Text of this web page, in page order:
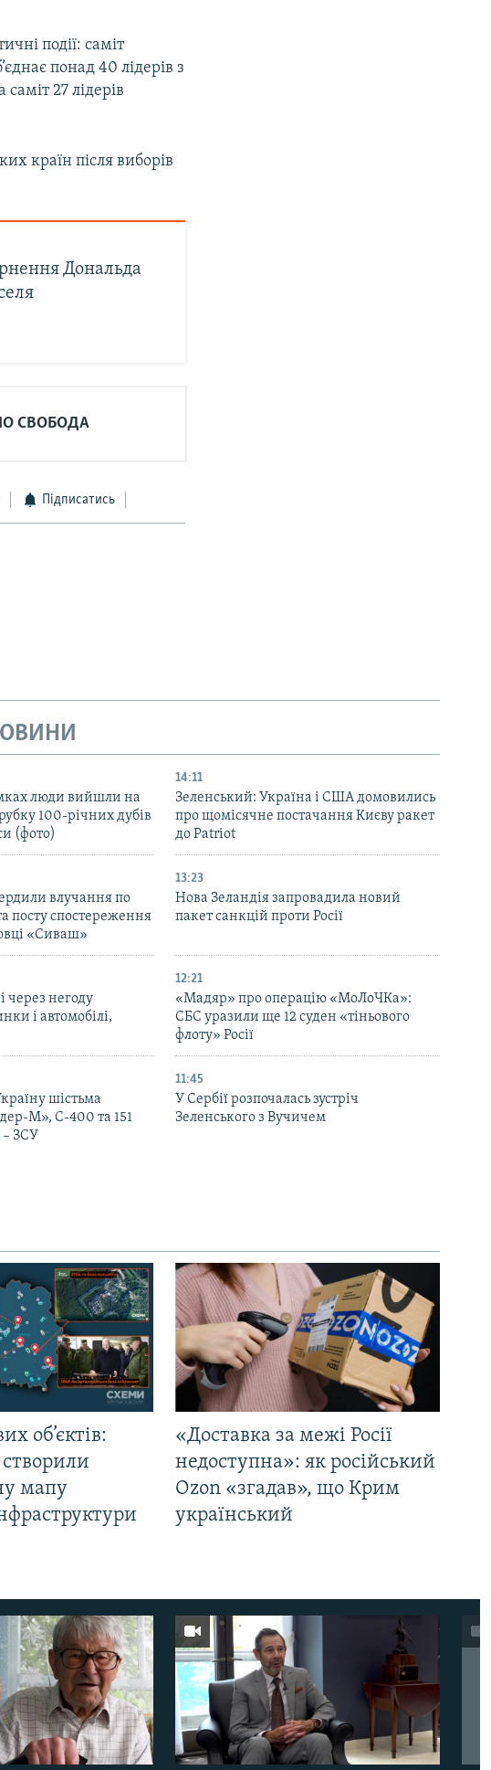
події: саміт
понад 40 лідерів з
27 лідерів
країн після виборів
Дональда
СВОБОДА
Підписатись
люди вийшли на
100-річних дубів
(фото)
14:11
Зеленський: Україна і США домовились
про щомісячне постачання Києву ракет
до Patriot
влучання по
посту спостереження
«Сиваш»
13:23
Нова Зеландія запровадила новий
пакет санкцій проти Росії
через негоду
і автомобілі,
12:21
«Мадяр» про операцію «МоЛоЧКа»:
СБС уразили ще 12 суден «тіньового
флоту» Росії
шістьма
М», С-400 та 151
ЗСУ
11:45
У Сербії розпочалась зустріч
Зеленського з Вучичем
об’єктів:
мапу
«Доставка за межі Росії
недоступна»: як російський
Ozon «згадав», що Крим
український